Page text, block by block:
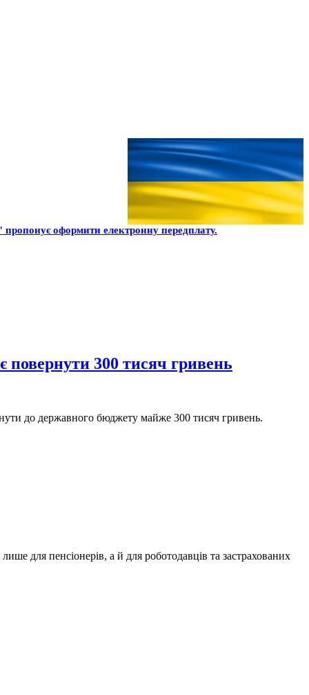
оформити електронну передплату.
повернути 300 тисяч гривень
до державного бюджету майже 300 тисяч гривень.
для пенсіонерів, а й для роботодавців та застрахованих